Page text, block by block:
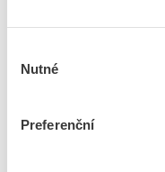
souhlasu
Nutné
Preferenční
Značka